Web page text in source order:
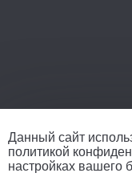
данных
Данный сайт
политикой
настройках вашего